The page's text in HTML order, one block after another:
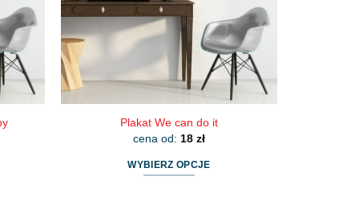
stronie
produktu
Plakat We can do it
cena od: 18 zł
WYBIERZ OPCJE